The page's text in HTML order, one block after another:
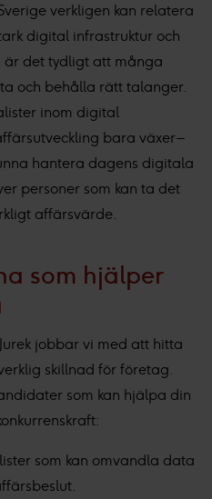
verkligen kan relatera
digital infrastruktur och
är det tydligt att många
och behålla rätt talanger.
inom digital
bara växer –
hantera dagens digitala
personer som kan ta det
affärsvärde.
som hjälper
jobbar vi med att hitta
skillnad för företag.
som kan hjälpa din
som kan omvandla data